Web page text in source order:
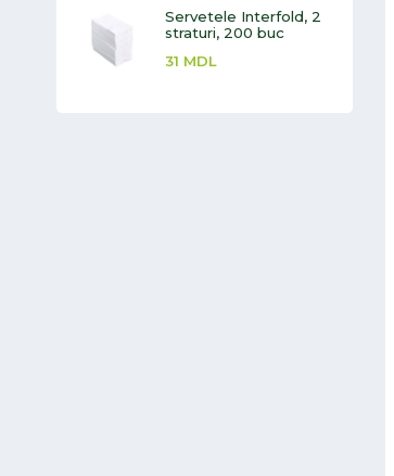
Servetele Interfold, 2
straturi, 200 buc
31 MDL